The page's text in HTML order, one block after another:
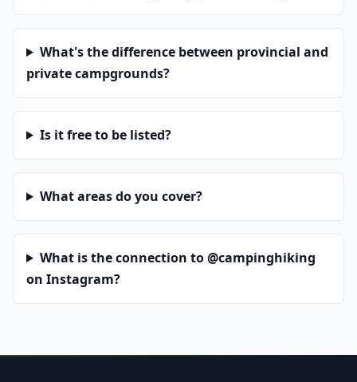
What's the difference between provincial and
private campgrounds?
Is it free to be listed?
What areas do you cover?
What is the connection to @campinghiking
on Instagram?